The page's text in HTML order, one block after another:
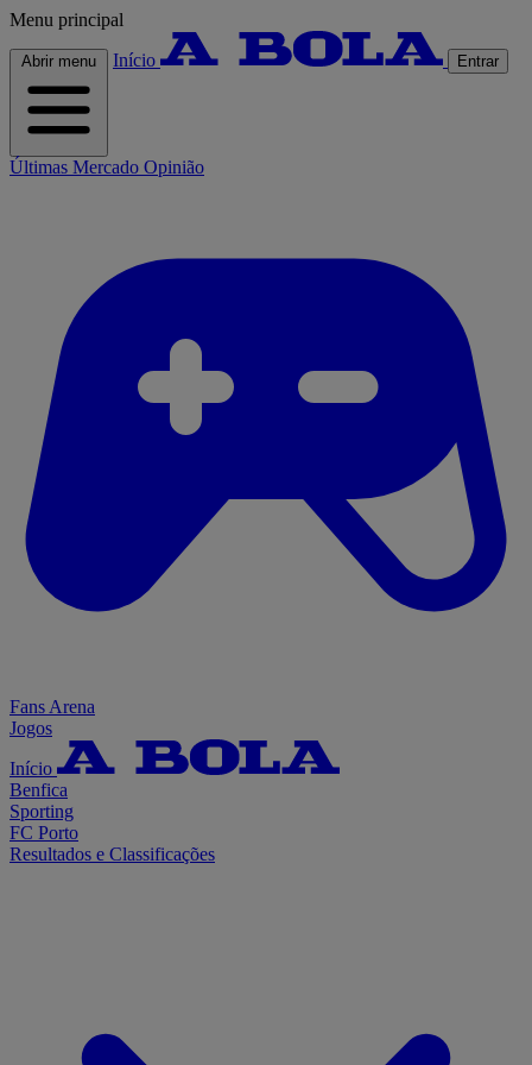
Menu principal
Abrir menu Início Entrar
Últimas Mercado Opinião
Fans Arena
Jogos
Início
Benfica
Sporting
FC Porto
Resultados e Classificações